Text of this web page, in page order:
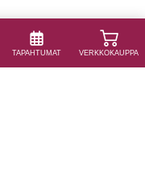
TAPAHTUMAT VERKKOKAUPPA